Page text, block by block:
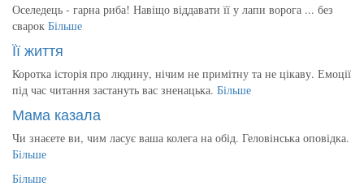
Оселедець - гарна риба! Навіщо віддавати її у лапи ворога ... без
сварок Більше
Її життя
Коротка історія про людину, нічим не примітну та не цікаву. Емоції
під час читання застануть вас зненацька. Більше
Мама казала
Чи знаєете ви, чим ласує ваша колега на обід. Геловінська оповідка.
Більше
Більше